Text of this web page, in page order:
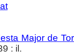
Major de
: il.